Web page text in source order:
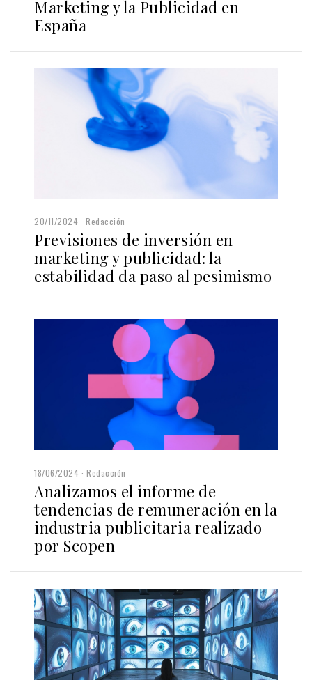
Marketing y la Publicidad en
España
20/11/2024 Redacción
Previsiones de inversión en
marketing y publicidad: la
estabilidad da paso al pesimismo
18/06/2024 Redacción
Analizamos el informe de
tendencias de remuneración en la
industria publicitaria realizado
por Scopen